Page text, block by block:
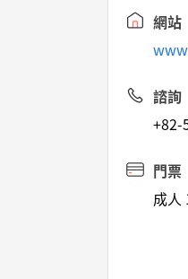
網站
諮詢
+82-
門票
成人